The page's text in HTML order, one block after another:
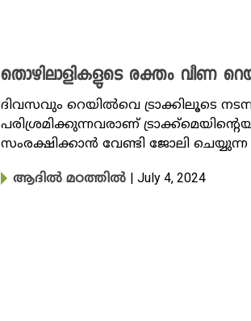
തൊഴിലാളികളുടെ രക്തം വീണ
ദിവസവും റെയിൽവെ ട്രാക്കിലൂടെ
പരിശ്രമിക്കുന്നവരാണ്
സംരക്ഷിക്കാൻ വേണ്ടി ജോലി ചെയ്യുന്ന
ആദിൽ മഠത്തിൽ | July 4, 2024